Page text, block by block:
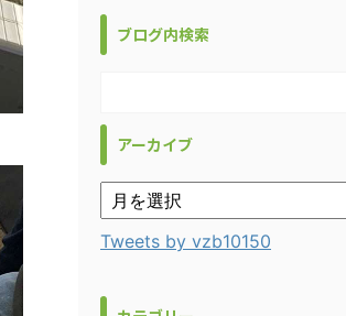
ブログ内検索
アーカイブ
Tweets by vzb10150